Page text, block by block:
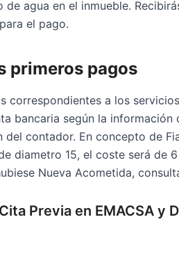
de agua en el inmueble.
el pago.
primeros pagos
correspondientes a los
bancaria según la
del contador. En concepto de
diametro 15, el coste será de
Nueva Acometida,
Previa en EMACSA y